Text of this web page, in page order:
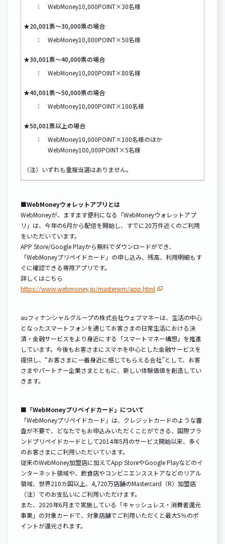
： WebMoney10,000POINT×30名様
★20,001票～30,000票の場合
： WebMoney10,000POINT×50名様
★30,001票～40,000票の場合
： WebMoney10,000POINT×80名様
★40,001票～50,000票の場合
： WebMoney10,000POINT×100名様
★50,001票以上の場合
： WebMoney10,000POINT×100名様のほか
WebMoney100,000POINT×5名様
（注）いずれも重複当選はありません。
■WebMoneyウォレットアプリとは
WebMoneyが、ますます便利になる「WebMoneyウォレットアプ
リ」は、今年の6月から配信を開始し、すでに20万件近くのご利用
をいただいています。
APP Store/Google Playから無料でダウンロードができ、
「WebMoneyプリペイドカード」の申し込み、残高、利用明細もす
ぐに確認できる専用アプリです。
詳しくはこちら
https://www.webmoney.jp/masterwm/app.html
auフィナンシャルグループの株式会社ウェブマネーは、生活の中心
となったスマートフォンを通じてお客さまの日常生活における決
済・金融サービスをより身近にする「スマートマネー構想」を推進
しています。今後もお客さまにスマホを中心とした金融サービスを
提供し、“お客さまに一番身近に感じてもらえる会社”として、お客
さまやパートナー企業さまとともに、新しい体験価値を創造してい
きます。
■「WebMoneyプリペイドカード」について
「WebMoneyプリペイドカード」は、クレジットカードのような審
査が不要で、どなたでもお申込みいただくことができる、国際ブラ
ンドプリペイドカードとして2014年5月のサービス開始以来、多く
のお客さまにご利用いただいています。
従来のWebMoney加盟店に加えてApp StoreやGoogle Playなどのイ
ンターネット領域や、飲食店やコンビニエンスストアなどのリアル
領域、世界210カ国以上、4,720万店舗のMastercard（R）加盟店
（注）でのお支払いにご利用いただけます。
また、2020年6月まで実施している「キャッシュレス・消費者還元
事業」の対象カードで、対象店舗でご利用いただくと最大5％のポ
イントが還元されます。